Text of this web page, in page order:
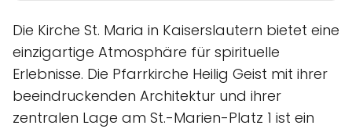
Die Kirche St. Maria in Kaiserslautern bietet eine
einzigartige Atmosphäre für spirituelle
Erlebnisse. Die Pfarrkirche Heilig Geist mit ihrer
beeindruckenden Architektur und ihrer
zentralen Lage am St.-Marien-Platz 1 ist ein